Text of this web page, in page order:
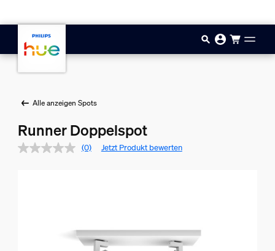
Alle anzeigen Spots
Runner Doppelspot
(0) Jetzt Produkt bewerten